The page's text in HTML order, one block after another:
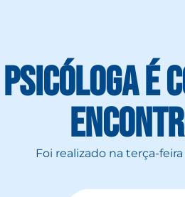
Psicóloga é
Foi realizado na terça-